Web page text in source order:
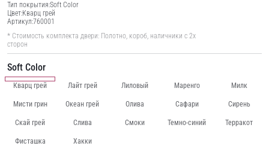
Тип покрытия:Soft Color
Цвет:Кварц грей
Артикул:760001
* Стоимость комплекта двери: Полотно, короб, наличники с 2х
сторон
Soft Color
Кварц грей Лайт грей Лиловый Маренго Милк
Мисти грин Океан грей Олива Сафари Сирень
Скай грей Слива Смоки Темно-синий Терракот
Фисташка Хакки